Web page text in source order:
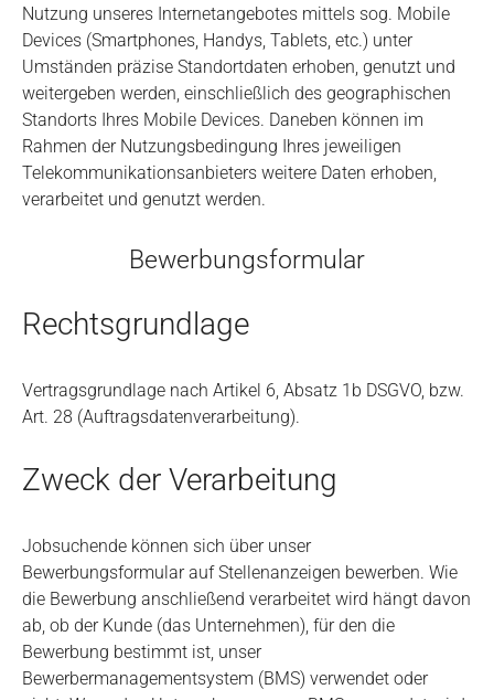
Nutzung unseres Internetangebotes mittels sog. Mobile
Devices (Smartphones, Handys, Tablets, etc.) unter
Umständen präzise Standortdaten erhoben, genutzt und
weitergeben werden, einschließlich des geographischen
Standorts Ihres Mobile Devices. Daneben können im
Rahmen der Nutzungsbedingung Ihres jeweiligen
Telekommunikationsanbieters weitere Daten erhoben,
verarbeitet und genutzt werden.
Bewerbungsformular
Rechtsgrundlage
Vertragsgrundlage nach Artikel 6, Absatz 1b DSGVO, bzw.
Art. 28 (Auftragsdatenverarbeitung).
Zweck der Verarbeitung
Jobsuchende können sich über unser
Bewerbungsformular auf Stellenanzeigen bewerben. Wie
die Bewerbung anschließend verarbeitet wird hängt davon
ab, ob der Kunde (das Unternehmen), für den die
Bewerbung bestimmt ist, unser
Bewerbermanagementsystem (BMS) verwendet oder